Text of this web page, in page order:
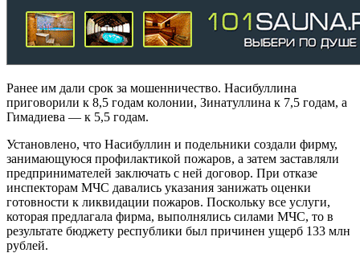
Ранее им дали срок за мошенничество. Насибуллина
приговорили к 8,5 годам колонии, Зинатуллина к 7,5 годам, а
Гимадиева — к 5,5 годам.
Установлено, что Насибуллин и подельники создали фирму,
занимающуюся профилактикой пожаров, а затем заставляли
предпринимателей заключать с ней договор. При отказе
инспекторам МЧС давались указания занижать оценки
готовности к ликвидации пожаров. Поскольку все услуги,
которая предлагала фирма, выполнялись силами МЧС, то в
результате бюджету республики был причинен ущерб 133 млн
рублей.